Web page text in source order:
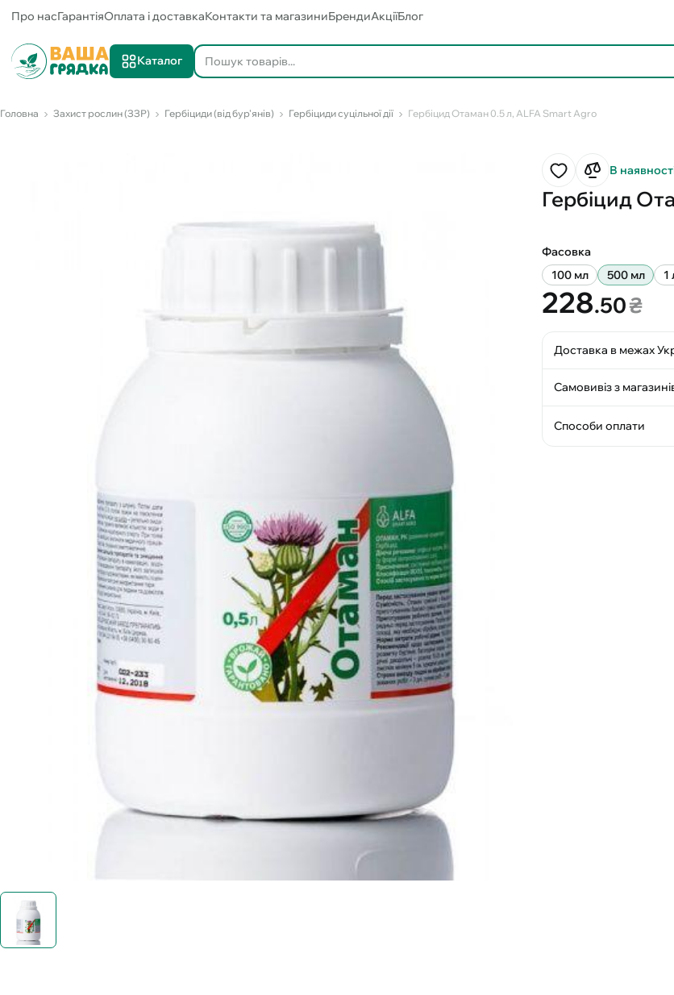
Про насГарантіяОплата і доставкаКонтакти та магазиниБрендиАкціїБлог
Каталог
Головна Захист рослин (ЗЗР) Гербіциди (від бур'янів) Гербіциди суцільної дії Гербіцид Отаман 0.5 л, ALFA Smart Agro
В
Гербіцид
Фасовка
100 мл
500 мл 1
228.50₴
Доставка в межах
Самовивіз з
Способи оплати